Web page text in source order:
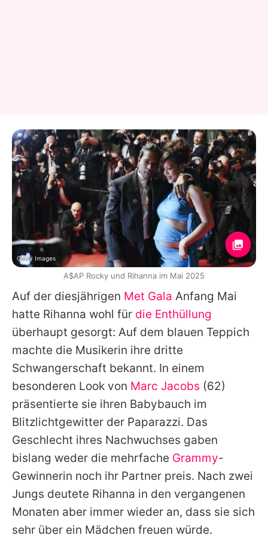
Auf der diesjährigen Met Gala Anfang Mai
hatte Rihanna wohl für die Enthüllung
überhaupt gesorgt: Auf dem blauen Teppich
machte die Musikerin ihre dritte
Schwangerschaft bekannt. In einem
besonderen Look von Marc Jacobs (62)
präsentierte sie ihren Babybauch im
Blitzlichtgewitter der Paparazzi. Das
Geschlecht ihres Nachwuchses gaben
bislang weder die mehrfache Grammy-
Gewinnerin noch ihr Partner preis. Nach zwei
Jungs deutete Rihanna in den vergangenen
Monaten aber immer wieder an, dass sie sich
sehr über ein Mädchen freuen würde.
Getty Images
A$AP Rocky und Rihanna im Mai 2025